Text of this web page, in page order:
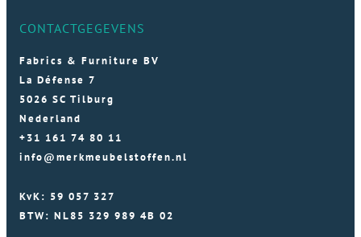
CONTACTGEGEVENS
Fabrics & Furniture BV
La Défense 7
5026 SC Tilburg
Nederland
+31 161 74 80 11
info@merkmeubelstoffen.nl
KvK: 59 057 327
BTW: NL85 329 989 4B 02